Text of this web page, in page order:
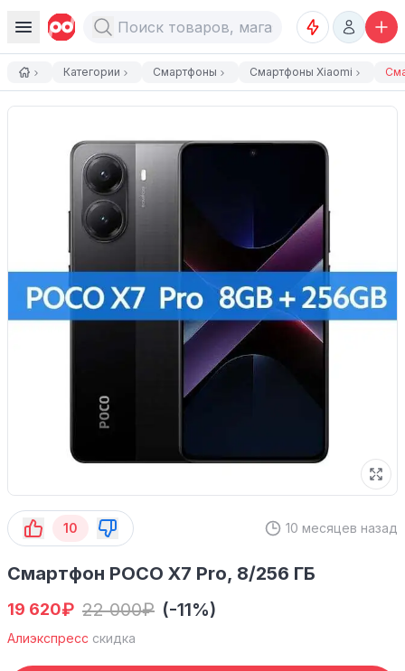
Категории Смартфоны Смартфоны Xiaomi
10 10 месяцев назад
Смартфон POCO X7 Pro, 8/256 ГБ
19 620₽ 22 000₽ (-11%)
Алиэкспресс скидка